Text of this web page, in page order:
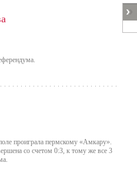
это будет ее третий срок
политиков-женщин.
состовляющей национального
социалисты», а правые силы не
которым руководит президент
проиграла пермскому «Амкару».
со счетом 0:3, к тому же все 3